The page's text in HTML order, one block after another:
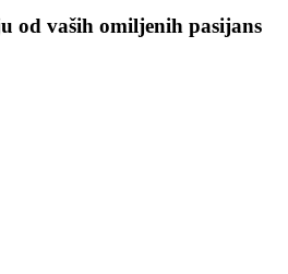
od vaših omiljenih pasijans